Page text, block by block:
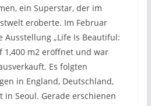
ein Superstar, der im
eroberte. Im Februar
Ausstellung „Life Is Beautiful:
1,400 m2 eröffnet und war
Es folgten
in England, Deutschland,
in Seoul. Gerade erschienen